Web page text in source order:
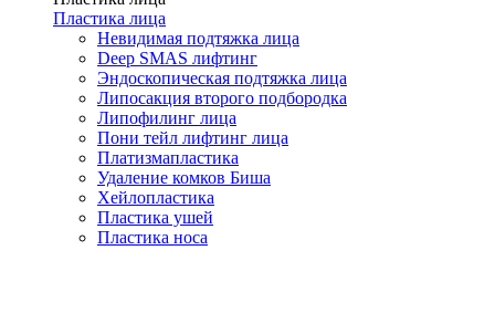
Пластика лица
Невидимая подтяжка лица
Deep SMAS лифтинг
Эндоскопическая подтяжка лица
Липосакция второго подбородка
Липофилинг лица
Пони тейл лифтинг лица
Платизмапластика
Удаление комков Биша
Хейлопластика
Пластика ушей
Пластика носа